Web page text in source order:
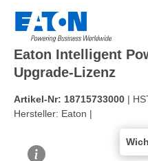
Eaton Intelligent
Upgrade-Lizenz
Artikel-Nr: 18715733000 |
Hersteller: Eaton |